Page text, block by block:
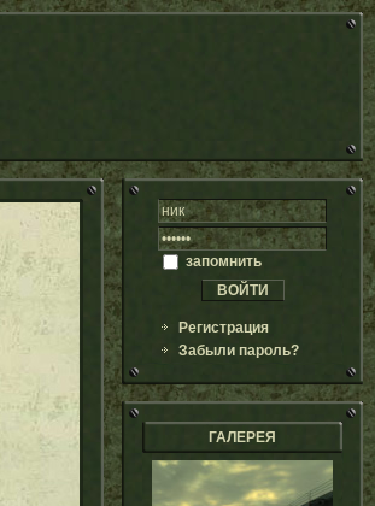
запомнить
Регистрация
Забыли пароль?
ГАЛЕРЕЯ